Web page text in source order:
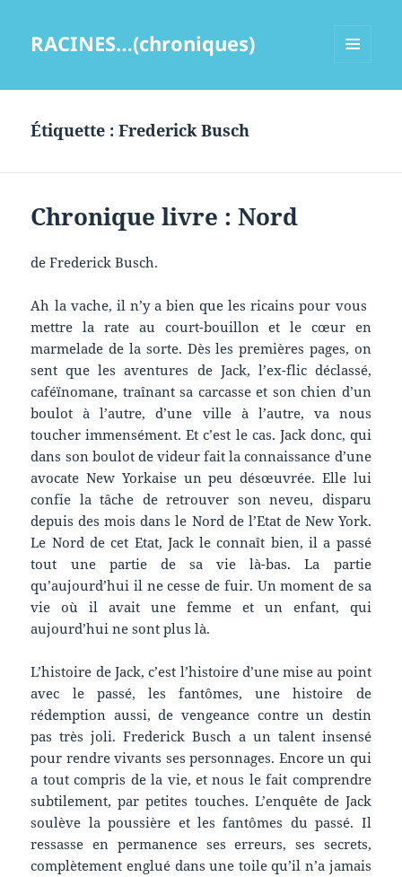
RACINES…(chroniques)
Étiquette :Frederick Busch
Chronique livre : Nord
de Frederick Busch.
Ah la vache, il n’y a bien que les ricains pour vous
mettre la rate au court-bouillon et le cœur en
marmelade de la sorte. Dès les premières pages, on
sent que les aventures de Jack, l’ex-flic déclassé,
caféïnomane, traînant sa carcasse et son chien d’un
boulot à l’autre, d’une ville à l’autre, va nous
toucher immensément. Et c’est le cas. Jack donc, qui
dans son boulot de videur fait la connaissance d’une
avocate New Yorkaise un peu désœuvrée. Elle lui
confie la tâche de retrouver son neveu, disparu
depuis des mois dans le Nord de l’Etat de New York.
Le Nord de cet Etat, Jack le connaît bien, il a passé
tout une partie de sa vie là-bas. La partie
qu’aujourd’hui il ne cesse de fuir. Un moment de sa
vie où il avait une femme et un enfant, qui
aujourd’hui ne sont plus là.
L’histoire de Jack, c’est l’histoire d’une mise au point
avec le passé, les fantômes, une histoire de
rédemption aussi, de vengeance contre un destin
pas très joli. Frederick Busch a un talent insensé
pour rendre vivants ses personnages. Encore un qui
a tout compris de la vie, et nous le fait comprendre
subtilement, par petites touches. L’enquête de Jack
soulève la poussière et les fantômes du passé. Il
ressasse en permanence ses erreurs, ses secrets,
complètement englué dans une toile qu’il n’a jamais